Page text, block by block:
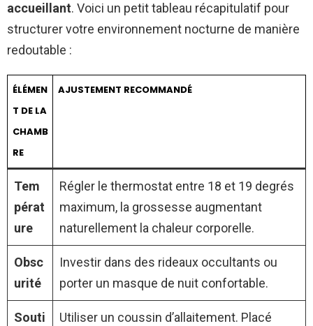
accueillant. Voici un petit tableau récapitulatif pour
structurer votre environnement nocturne de manière
redoutable :
ÉLÉMEN
T DE LA
CHAMB
RE
AJUSTEMENT RECOMMANDÉ
Tem
pérat
ure
Régler le thermostat entre 18 et 19 degrés
maximum, la grossesse augmentant
naturellement la chaleur corporelle.
Obsc
urité
Investir dans des rideaux occultants ou
porter un masque de nuit confortable.
Souti
Utiliser un coussin d’allaitement. Placé